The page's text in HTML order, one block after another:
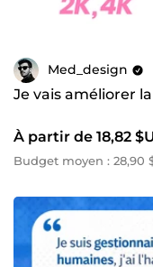
Med_design
Je vais améliorer
À partir de 18,82
Budget moyen : 28,90